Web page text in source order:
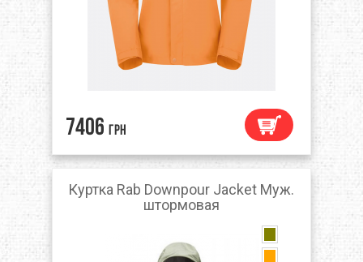
7406 грн
Куртка Rab Downpour Jacket Муж.
штормовая